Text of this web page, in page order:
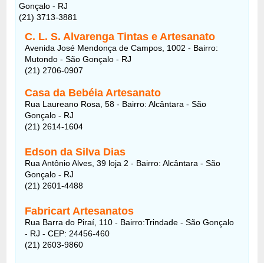
Gonçalo - RJ
(21) 3713-3881
C. L. S. Alvarenga Tintas e Artesanato
Avenida José Mendonça de Campos, 1002 - Bairro:
Mutondo - São Gonçalo - RJ
(21) 2706-0907
Casa da Bebéia Artesanato
Rua Laureano Rosa, 58 - Bairro: Alcântara - São
Gonçalo - RJ
(21) 2614-1604
Edson da Silva Dias
Rua Antônio Alves, 39 loja 2 - Bairro: Alcântara - São
Gonçalo - RJ
(21) 2601-4488
Fabricart Artesanatos
Rua Barra do Piraí, 110 - Bairro:Trindade - São Gonçalo
- RJ - CEP: 24456-460
(21) 2603-9860